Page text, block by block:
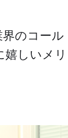
のコール
しいメリ